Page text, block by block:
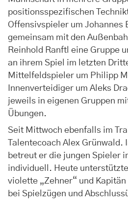
positionsspezifischen
Offensivspieler um Johannes
gemeinsam mit den
Reinhold Ranftl eine Gruppe
an ihrem Spiel im letzten
Mittelfeldspieler um Philipp
Innenverteidiger um Aleks
jeweils in eigenen Gruppen
Übungen.
Seit Mittwoch ebenfalls im
Talentecoach Alex Grünwald.
betreut er die jungen Spieler
individuell. Heute
violette „Zehner“ und
bei Spielzügen und